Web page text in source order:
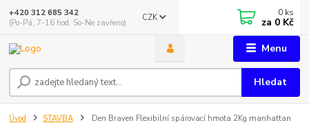
Menu
CZK
Hledat
+420 312 685 342
(Po-Pá, 7-16 hod. So-Ne zavřeno)
0 ks
za 0 Kč
Úvod STAVBA Den Braven Flexibilní spárovací hmota 2Kg manhattan